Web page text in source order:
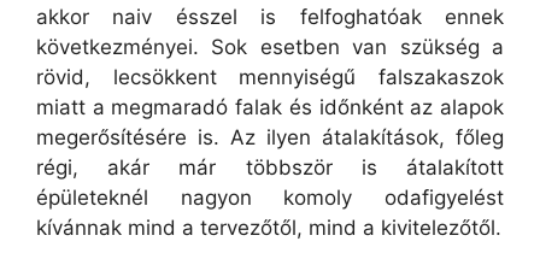
akkor naiv ésszel is felfoghatóak ennek
következményei. Sok esetben van szükség a
rövid, lecsökkent mennyiségű falszakaszok
miatt a megmaradó falak és időnként az alapok
megerősítésére is. Az ilyen átalakítások, főleg
régi, akár már többször is átalakított
épületeknél nagyon komoly odafigyelést
kívánnak mind a tervezőtől, mind a kivitelezőtől.